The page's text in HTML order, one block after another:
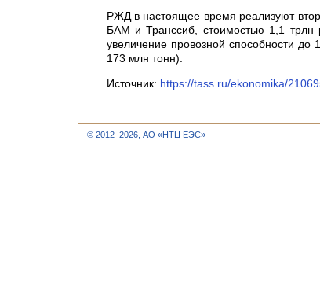
РЖД в настоящее время реализуют
БАМ и Транссиб, стоимостью 1,1 трлн
увеличение провозной способности
173 млн тонн).
Источник: https://tass.ru/ekonomika/
© 2012–2026, АО «НТЦ ЕЭС»